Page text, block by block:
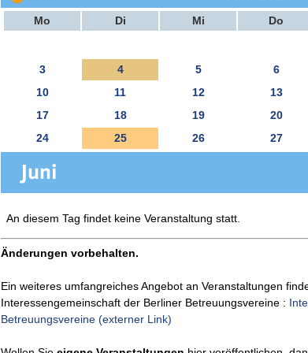
Mo Di Mi Do
3
4 5 6
10
11 12 13
17
18 19 20
24
25 26 27
An diesem Tag findet keine Veranstaltung statt.
Änderungen vorbehalten.
Ein weiteres umfangreiches Angebot an Veranstaltungen
Interessengemeinschaft der Berliner Betreuungsvereine :
Betreuungsvereine (externer Link)